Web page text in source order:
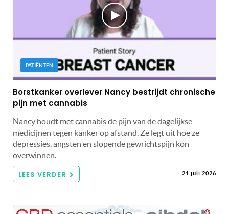
PATIËNTEN
Borstkanker overlever Nancy bestrijdt chronische
pijn met cannabis
Nancy houdt met cannabis de pijn van de dagelijkse
medicijnen tegen kanker op afstand. Ze legt uit hoe ze
depressies, angsten en slopende gewrichtspijn kon
overwinnen.
LEES VERDER 21 juli 2026